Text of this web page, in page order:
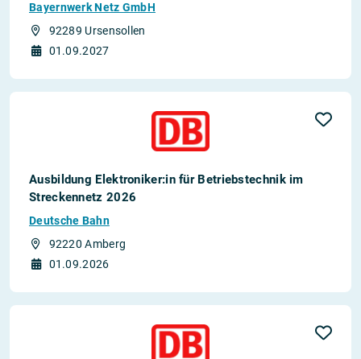
Bayernwerk Netz GmbH
92289 Ursensollen
01.09.2027
Ausbildung Elektroniker:in für Betriebstechnik im
Streckennetz 2026
Deutsche Bahn
92220 Amberg
01.09.2026